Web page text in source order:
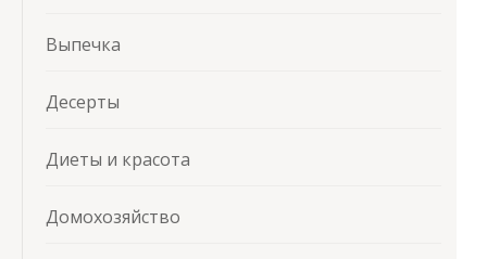
Выпечка
Десерты
Диеты и красота
Домохозяйство